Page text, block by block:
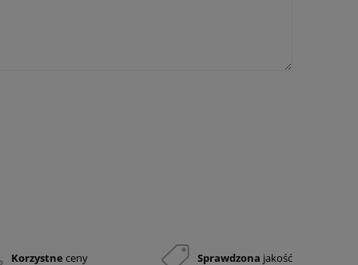
Korzystne ceny Sprawdzona jakość